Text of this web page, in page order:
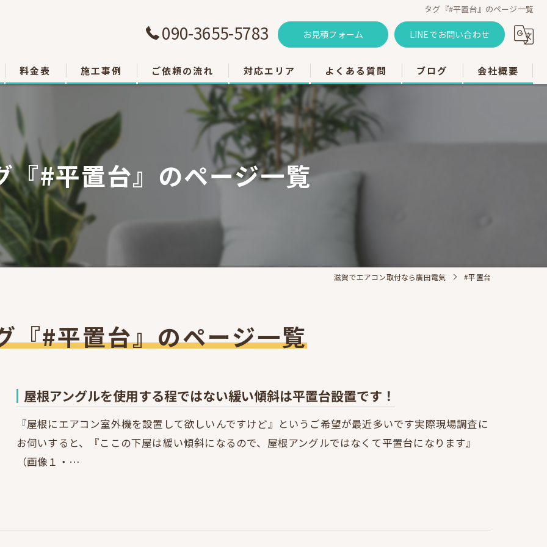
タグ『#平置台』のページ一覧
090-3655-5783 お見積フォーム LINEでお問い合わせ
料金表 施工事例 ご依頼の流れ 対応エリア
大津市のエアコン工事
草津市のエアコン工事
栗東市のエアコン工事
よくある質問 ブログ 会社概要
『#平置台』のページ一覧
滋賀でエアコン取付なら廣田電気 #平置台
『#平置台』のページ一覧
屋根アングルを使用する程ではない緩い傾斜は平置台設置です！
『屋根にエアコン室外機を設置して欲しいんですけど』というご希望が最近多いです実際現場調査に
お伺いすると、『ここの下屋は緩い傾斜になるので、屋根アングルではなくて平置台になります』
（画像１・…